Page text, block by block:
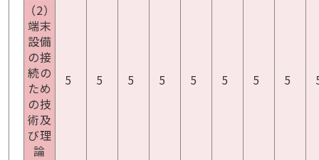
（2）
端末
設備
の接
続の
ため
の技
術及
び理
論
5 5 5 5 5 5 5 5